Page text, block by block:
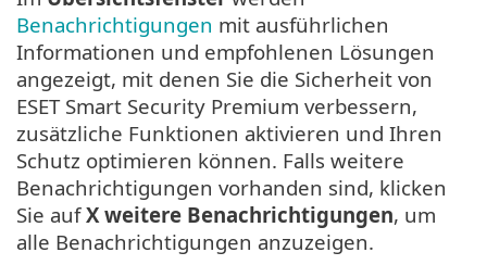
Benachrichtigungen mit ausführlichen
Informationen und empfohlenen Lösungen
angezeigt, mit denen Sie die Sicherheit von
ESET Smart Security Premium verbessern,
zusätzliche Funktionen aktivieren und Ihren
Schutz optimieren können. Falls weitere
Benachrichtigungen vorhanden sind, klicken
Sie aufX weitere Benachrichtigungen, um
alle Benachrichtigungen anzuzeigen.